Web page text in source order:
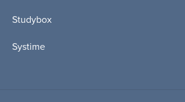
Studybox
Systime